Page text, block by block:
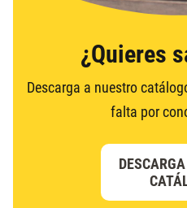
¿Quieres
Descarga a nuestro
falta por